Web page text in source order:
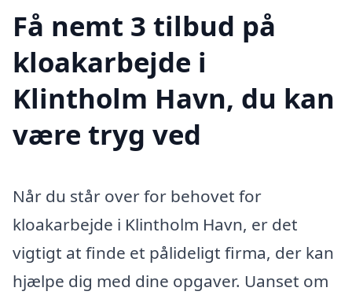
Få nemt 3 tilbud på
kloakarbejde i
Klintholm Havn, du kan
være tryg ved
Når du står over for behovet for
kloakarbejde i Klintholm Havn, er det
vigtigt at finde et pålideligt firma, der kan
hjælpe dig med dine opgaver. Uanset om